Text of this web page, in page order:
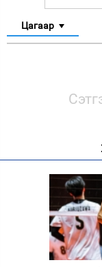
Цагаар